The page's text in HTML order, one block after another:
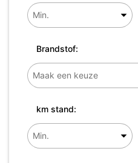
Brandstof:
km stand: